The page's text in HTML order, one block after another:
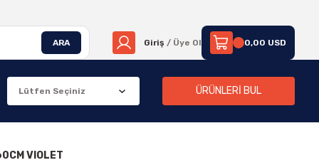
ARA Giriş / Üye Ol 0,00 USD
ÜRÜNLERİ BUL
VIOLET